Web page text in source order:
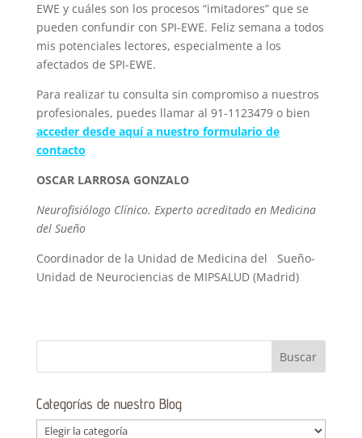
EWE y cuáles son los procesos “imitadores” que se
pueden confundir con SPI-EWE. Feliz semana a todos
mis potenciales lectores, especialmente a los
afectados de SPI-EWE.
Para realizar tu consulta sin compromiso a nuestros
profesionales, puedes llamar al 91-1123479 o bien
acceder desde aquí a nuestro formulario de
contacto
OSCAR LARROSA GONZALO
Neurofisiólogo Clínico. Experto acreditado en Medicina
del Sueño
Coordinador de la Unidad de Medicina del Sueño-
Unidad de Neurociencias de MIPSALUD (Madrid)
Categorías de nuestro Blog
Categorías